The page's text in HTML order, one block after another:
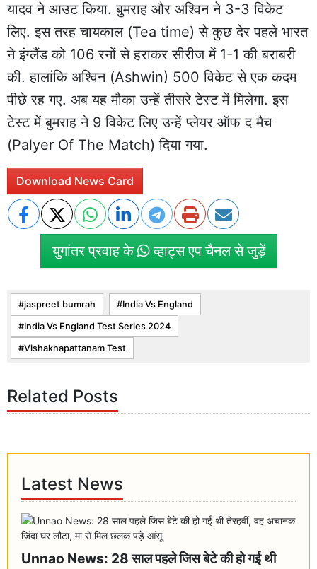
यादव ने आउट किया. बुमराह और अश्विन ने 3-3 विकेट
लिए. इस तरह चायकाल (Tea time) से कुछ देर पहले भारत
ने इंग्लैंड को 106 रनों से हराकर सीरीज में 1-1 की बराबरी
की. हालांकि अश्विन (Ashwin) 500 विकेट से एक कदम
पीछे रह गए. अब यह मौका उन्हें तीसरे टेस्ट में मिलेगा. इस
टेस्ट में बुमराह ने 9 विकेट लिए उन्हें प्लेयर ऑफ द मैच
(Palyer Of The Match) दिया गया.
Download News Card
युगांतर प्रवाह के व्हाट्स एप चैनल से जुड़ें
jaspreet bumrah India Vs England
India Vs England Test Series 2024
Vishakhapattanam Test
Related Posts
Latest News
Unnao News: 28 साल पहले जिस बेटे की हो गई थी